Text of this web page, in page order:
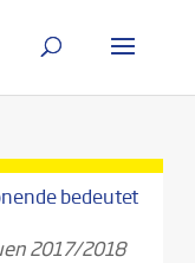
bedeutet
2017/2018